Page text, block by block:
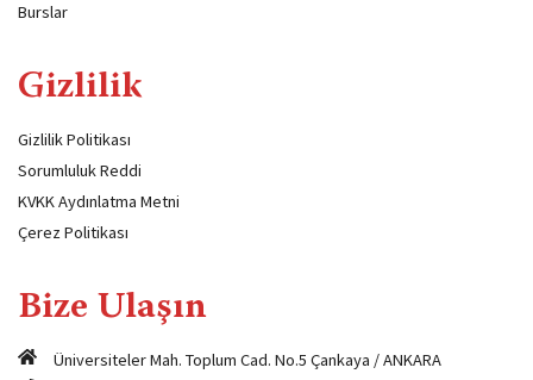
Burslar
Gizlilik
Gizlilik Politikası
Sorumluluk Reddi
KVKK Aydınlatma Metni
Çerez Politikası
Bize Ulaşın
Üniversiteler Mah. Toplum Cad. No.5 Çankaya / ANKARA